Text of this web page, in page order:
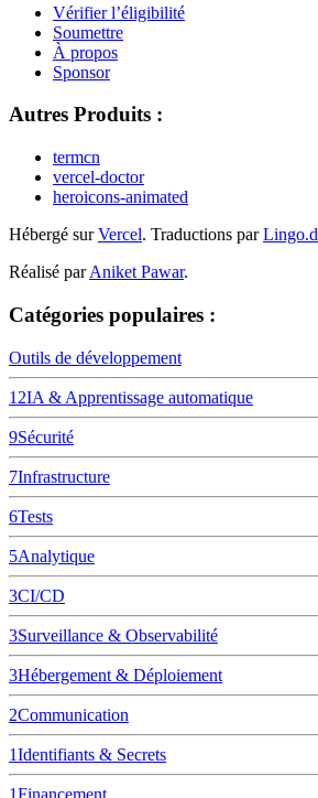
Vérifier l’éligibilité
Soumettre
À propos
Sponsor
Autres Produits :
termcn
vercel-doctor
heroicons-animated
Hébergé sur Vercel. Traductions par
Réalisé par Aniket Pawar.
Catégories populaires :
Outils de développement
12IA & Apprentissage automatique
9Sécurité
7Infrastructure
6Tests
5Analytique
3CI/CD
3Surveillance & Observabilité
3Hébergement & Déploiement
2Communication
1Identifiants & Secrets
1Financement